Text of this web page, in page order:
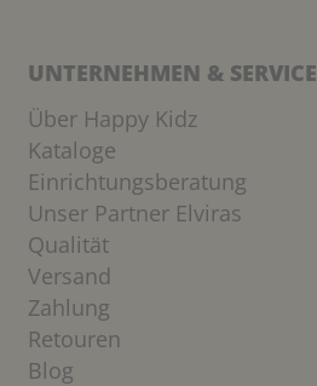
UNTERNEHMEN & SERVICE
Über Happy Kidz
Kataloge
Einrichtungsberatung
Unser Partner Elviras
Qualität
Versand
Zahlung
Retouren
Blog